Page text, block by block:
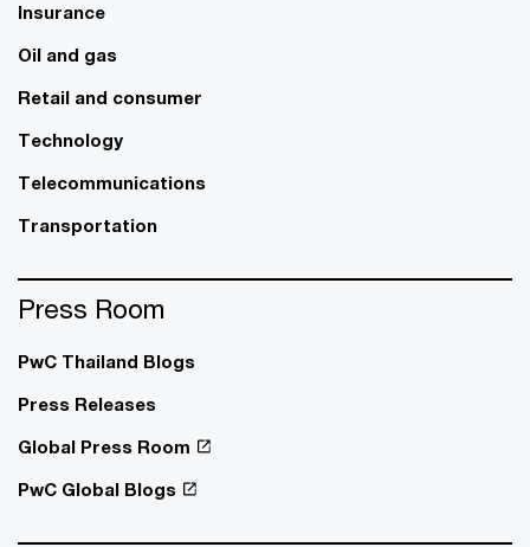
Insurance
Oil and gas
Retail and consumer
Technology
Telecommunications
Transportation
Press Room
PwC Thailand Blogs
Press Releases
Global Press Room
PwC Global Blogs